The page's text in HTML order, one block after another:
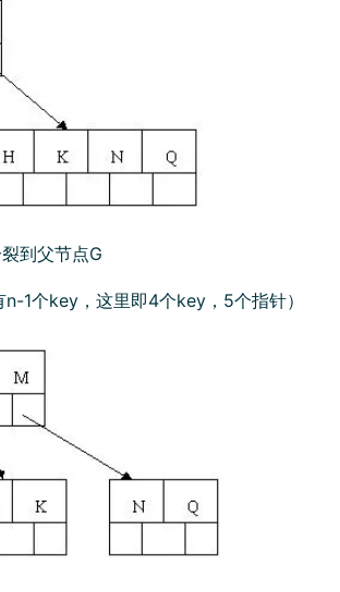
到父节点G
1个key，这里即4个key，5个指针）